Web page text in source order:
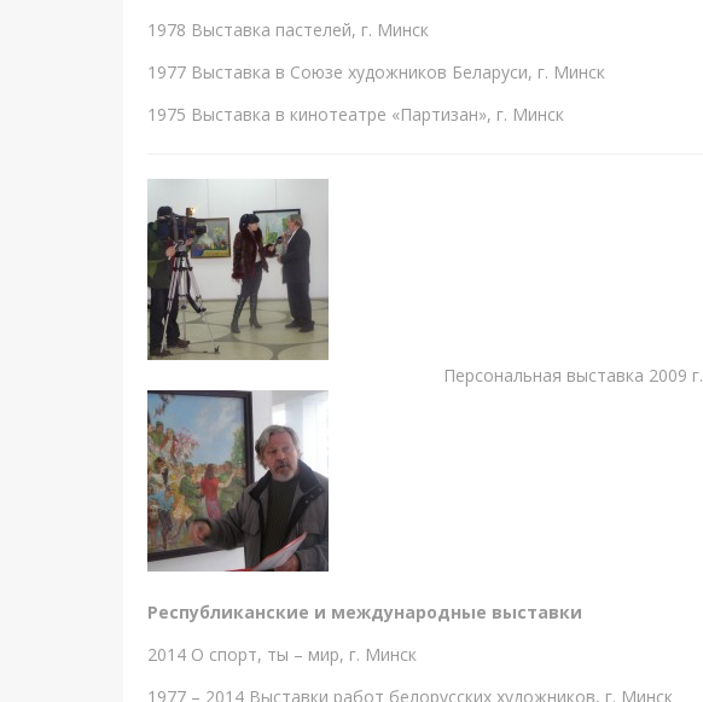
1978 Выставка пастелей, г. Минск
1977 Выставка в Союзе художников Беларуси, г. Минск
1975 Выставка в кинотеатре «Партизан», г. Минск
Персональная выставка 2009 г.
Республиканские и международные выставки
2014 О спорт, ты – мир, г. Минск
1977 – 2014 Выставки работ белорусских художников, г. Минск